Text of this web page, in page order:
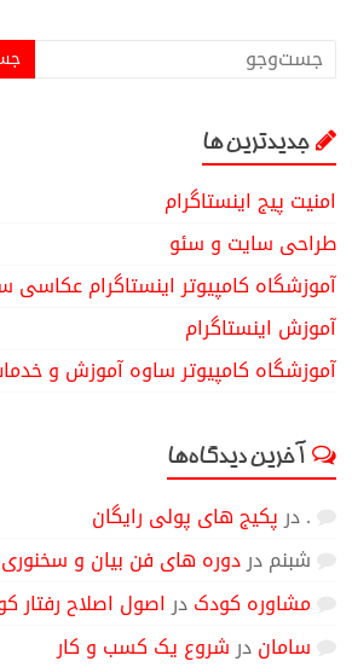
جدیدترین ها
امنیت پیج اینستاگرام
طراحی سایت و سئو
آموزشگاه کامپیوتر اینستاگرام عکاسی
آموزش اینستاگرام
آموزشگاه کامپیوتر ساوه آموزش و
آخرین دیدگاه‌ها
.درپکیج های پولی رایگان
شبنمدردوره های فن بیان و سخنوری
مشاوره کودکدراصول اصلاح رفتار
ساماندرشروع یک کسب و کار